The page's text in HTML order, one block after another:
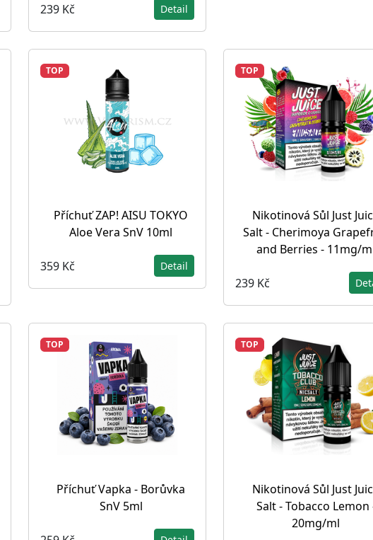
239 Kč Detail
TOP
Příchuť ZAP! AISU TOKYO
Aloe Vera SnV 10ml
359 Kč Detail
TOP
Nikotinová Sůl Just
Salt - Cherimoya
and Berries - 11mg/
239 Kč
TOP
Příchuť Vapka - Borůvka
SnV 5ml
TOP
Nikotinová Sůl Just
Salt - Tobacco Lemon
20mg/ml